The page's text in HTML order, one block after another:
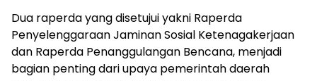
Dua raperda yang disetujui yakni Raperda
Penyelenggaraan Jaminan Sosial Ketenagakerjaan
dan Raperda Penanggulangan Bencana, menjadi
bagian penting dari upaya pemerintah daerah